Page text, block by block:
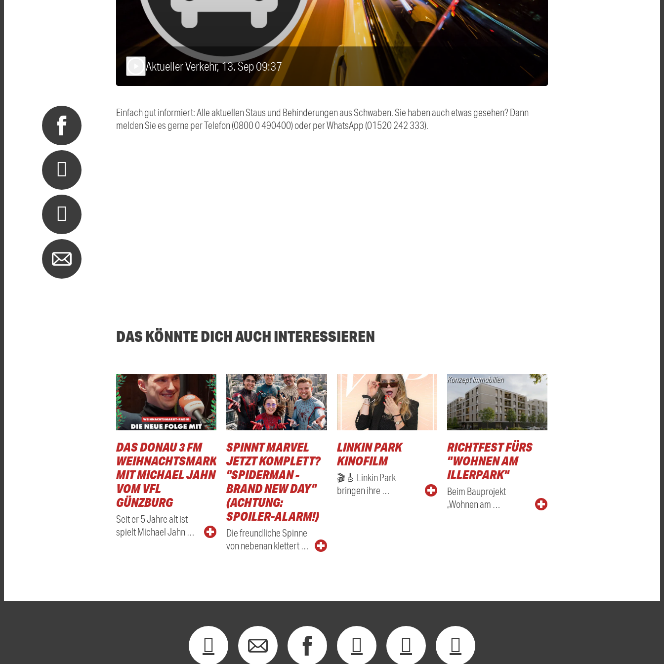
Aktueller Verkehr, 13. Sep 09:37
Einfach gut informiert: Alle aktuellen Staus und Behinderungen aus Schwaben. Sie haben auch etwas gesehen? Dann
melden Sie es gerne per Telefon (0800 0 490400) oder per WhatsApp (01520 242 333).
DAS KÖNNTE DICH AUCH INTERESSIEREN
DAS DONAU 3 FM
WEIHNACHTSMARKTRADIO
MIT MICHAEL JAHN
VOM VFL
GÜNZBURG
Seit er 5 Jahre alt ist
spielt Michael Jahn …
SPINNT MARVEL
JETZT KOMPLETT?
"SPIDERMAN -
BRAND NEW DAY"
(ACHTUNG:
SPOILER-ALARM!)
Die freundliche Spinne
von nebenan klettert …
LINKIN PARK
KINOFILM
🎬🎸 Linkin Park
bringen ihre …
Konzept Immobilien
RICHTFEST FÜRS
"WOHNEN AM
ILLERPARK"
Beim Bauprojekt
„Wohnen am …